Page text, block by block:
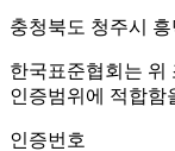
충청북도 청주시
한국표준협회는 위
인증범위에 적합함
인증번호